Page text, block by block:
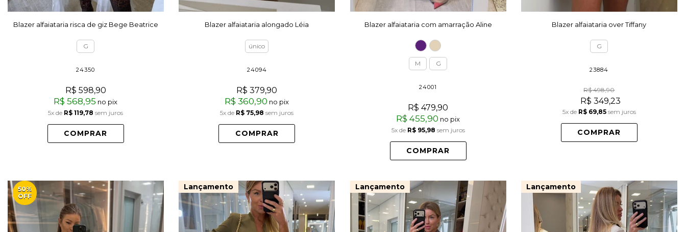
Blazer alfaiataria risca de giz Bege Beatrice
G
24350
R$ 598,90
R$ 568,95 no pix
5x de R$ 119,78 sem juros
COMPRAR
Blazer alfaiataria alongado Léia
único
24094
R$ 379,90
R$ 360,90 no pix
5x de R$ 75,98 sem juros
COMPRAR
Blazer alfaiataria com amarração Aline
M G
24001
R$ 479,90
R$ 455,90 no pix
5xde R$ 95,98 sem juros
COMPRAR
Blazer alfaiataria over Tiffany
G
23884
R$ 498,90
R$ 349,23
5xde R$ 69,85sem juros
COMPRAR
50%
OFF
Lançamento Lançamento Lançamento